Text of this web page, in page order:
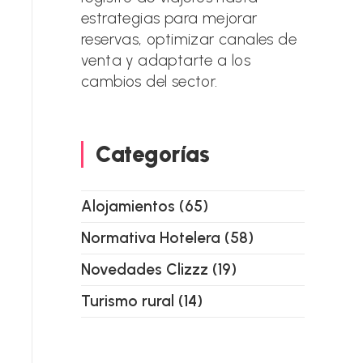
estrategias para mejorar
reservas, optimizar canales de
venta y adaptarte a los
cambios del sector.
Categorías
Alojamientos (65)
Normativa Hotelera (58)
Novedades Clizzz (19)
Turismo rural (14)